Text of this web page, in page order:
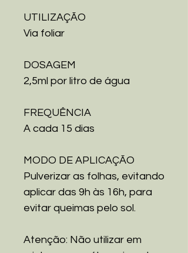
UTILIZAÇÃO
Via foliar
DOSAGEM
2,5ml por litro de água
FREQUÊNCIA
A cada 15 dias
MODO DE APLICAÇÃO
Pulverizar as folhas, evitando
aplicar das 9h às 16h, para
evitar queimas pelo sol.
Atenção: Não utilizar em